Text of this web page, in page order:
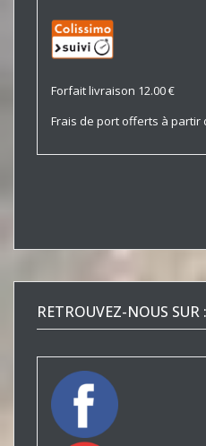
Forfait livraison 12.00 €
Frais de port offerts à partir
RETROUVEZ-NOUS SUR :